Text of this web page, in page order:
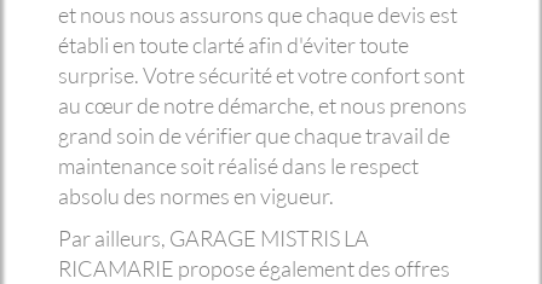
et nous nous assurons que chaque devis est
établi en toute clarté afin d'éviter toute
surprise. Votre sécurité et votre confort sont
au cœur de notre démarche, et nous prenons
grand soin de vérifier que chaque travail de
maintenance soit réalisé dans le respect
absolu des normes en vigueur.
Par ailleurs, GARAGE MISTRIS LA
RICAMARIE propose également des offres